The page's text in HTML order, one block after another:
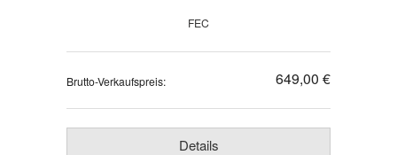
FEC
Brutto-Verkaufspreis: 649,00 €
Details